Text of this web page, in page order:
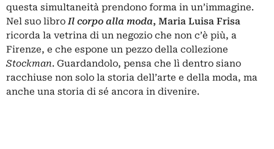
questa simultaneità prendono forma in un’immagine.
Nel suo libroIl corpo alla moda, Maria Luisa Frisa
ricorda la vetrina di un negozio che non c’è più, a
Firenze, e che espone un pezzo della collezione
Stockman. Guardandolo, pensa che lì dentro siano
racchiuse non solo la storia dell’arte e della moda, ma
anche una storia di sé ancora in divenire.